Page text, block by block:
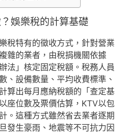
娛樂稅的計算基礎
稅特有的徵收方式，針對營業
雜的業者，由稅捐機關依據
法」核定固定稅額。稅務人員
、設備數量、平均收費標準、
算出每月應納稅額的「查定基
座位數及票價估算，KTV以包
。這種方式雖然省去業者逐期
發生豪雨、地震等不可抗力因